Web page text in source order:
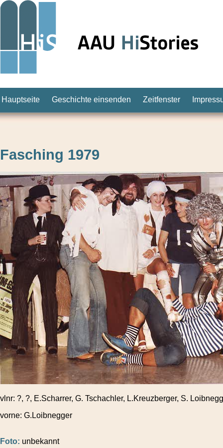
Hauptseite Geschichte einsenden Zeitfenster
Fasching 1979
vlnr: ?, ?, E.Scharrer, G. Tschachler, L.Kreuzberger, S.
vorne: G.Loibnegger
Foto: unbekannt